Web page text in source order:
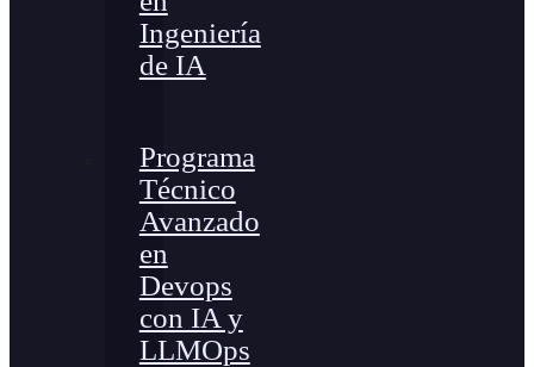
Ingeniería
de IA
Programa
Técnico
Avanzado
en
Devops
con IA y
LLMOps